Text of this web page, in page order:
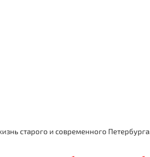
старого и современного